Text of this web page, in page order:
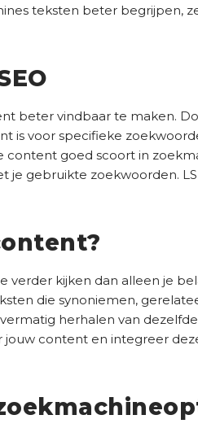
teksten beter begrijpen,
beter vindbaar te maken.
is voor specifieke
goed scoort in
gebruikte zoekwoorden.
kijken dan alleen je
die synoniemen,
herhalen van
jouw content en integreer